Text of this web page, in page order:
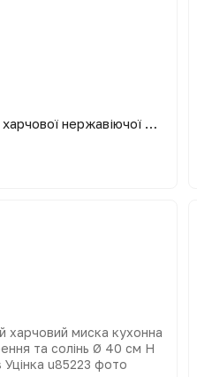
Миска кухонна з харчової нержавіючої сталі Ø 25 см H 6.5 см 2 л Interos